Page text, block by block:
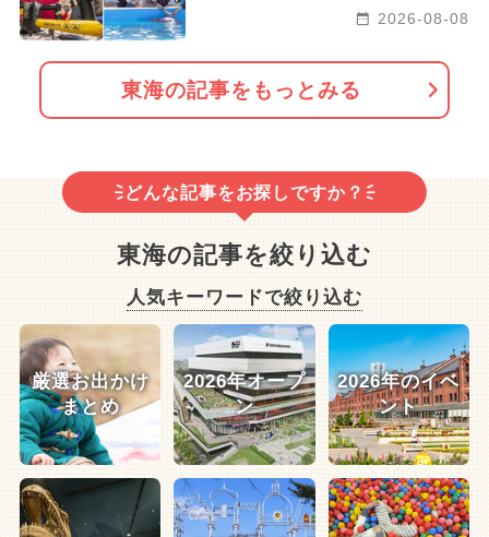
2026-08-08
東海の記事をもっとみる
どんな記事をお探しですか？
東海の記事を絞り込む
人気キーワードで絞り込む
厳選お出かけ
まとめ
2026年オープ
ン
2026年のイベ
ント